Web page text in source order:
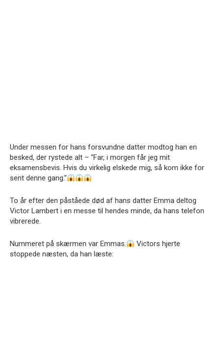
Under messen for hans forsvundne datter modtog han en
besked, der rystede alt – “Far, i morgen får jeg mit
eksamensbevis. Hvis du virkelig elskede mig, så kom ikke for
sent denne gang.”
To år efter den påståede død af hans datter Emma deltog
Victor Lambert i en messe til hendes minde, da hans telefon
vibrerede.
Nummeret på skærmen var Emmas.
Victors hjerte
stoppede næsten, da han læste: